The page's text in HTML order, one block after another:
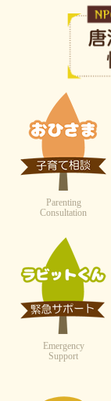
Parenting
Consultation
Emergency
Support